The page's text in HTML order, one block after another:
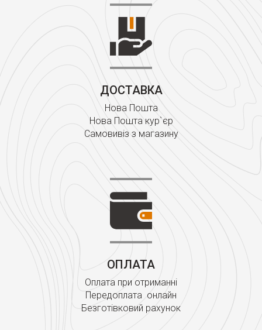
ДОСТАВКА
Нова Пошта
Нова Пошта кур`єр
Самовивіз з магазину
ОПЛАТА
Оплата при отриманні
Передоплата онлайн
Безготівковий рахунок